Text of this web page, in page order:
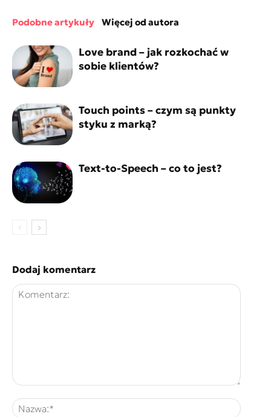
podobne artykuły więcej od autora
Love brand – jak rozkochać w
sobie klientów?
Touch points – czym są punkty
styku z marką?
Text-to-Speech – co to jest?
Dodaj komentarz